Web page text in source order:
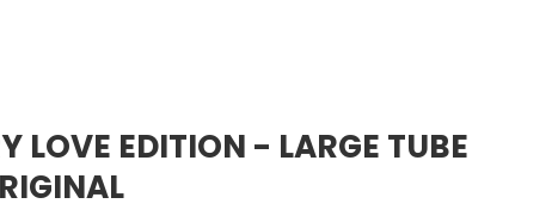
LOVE EDITION - LARGE TUBE